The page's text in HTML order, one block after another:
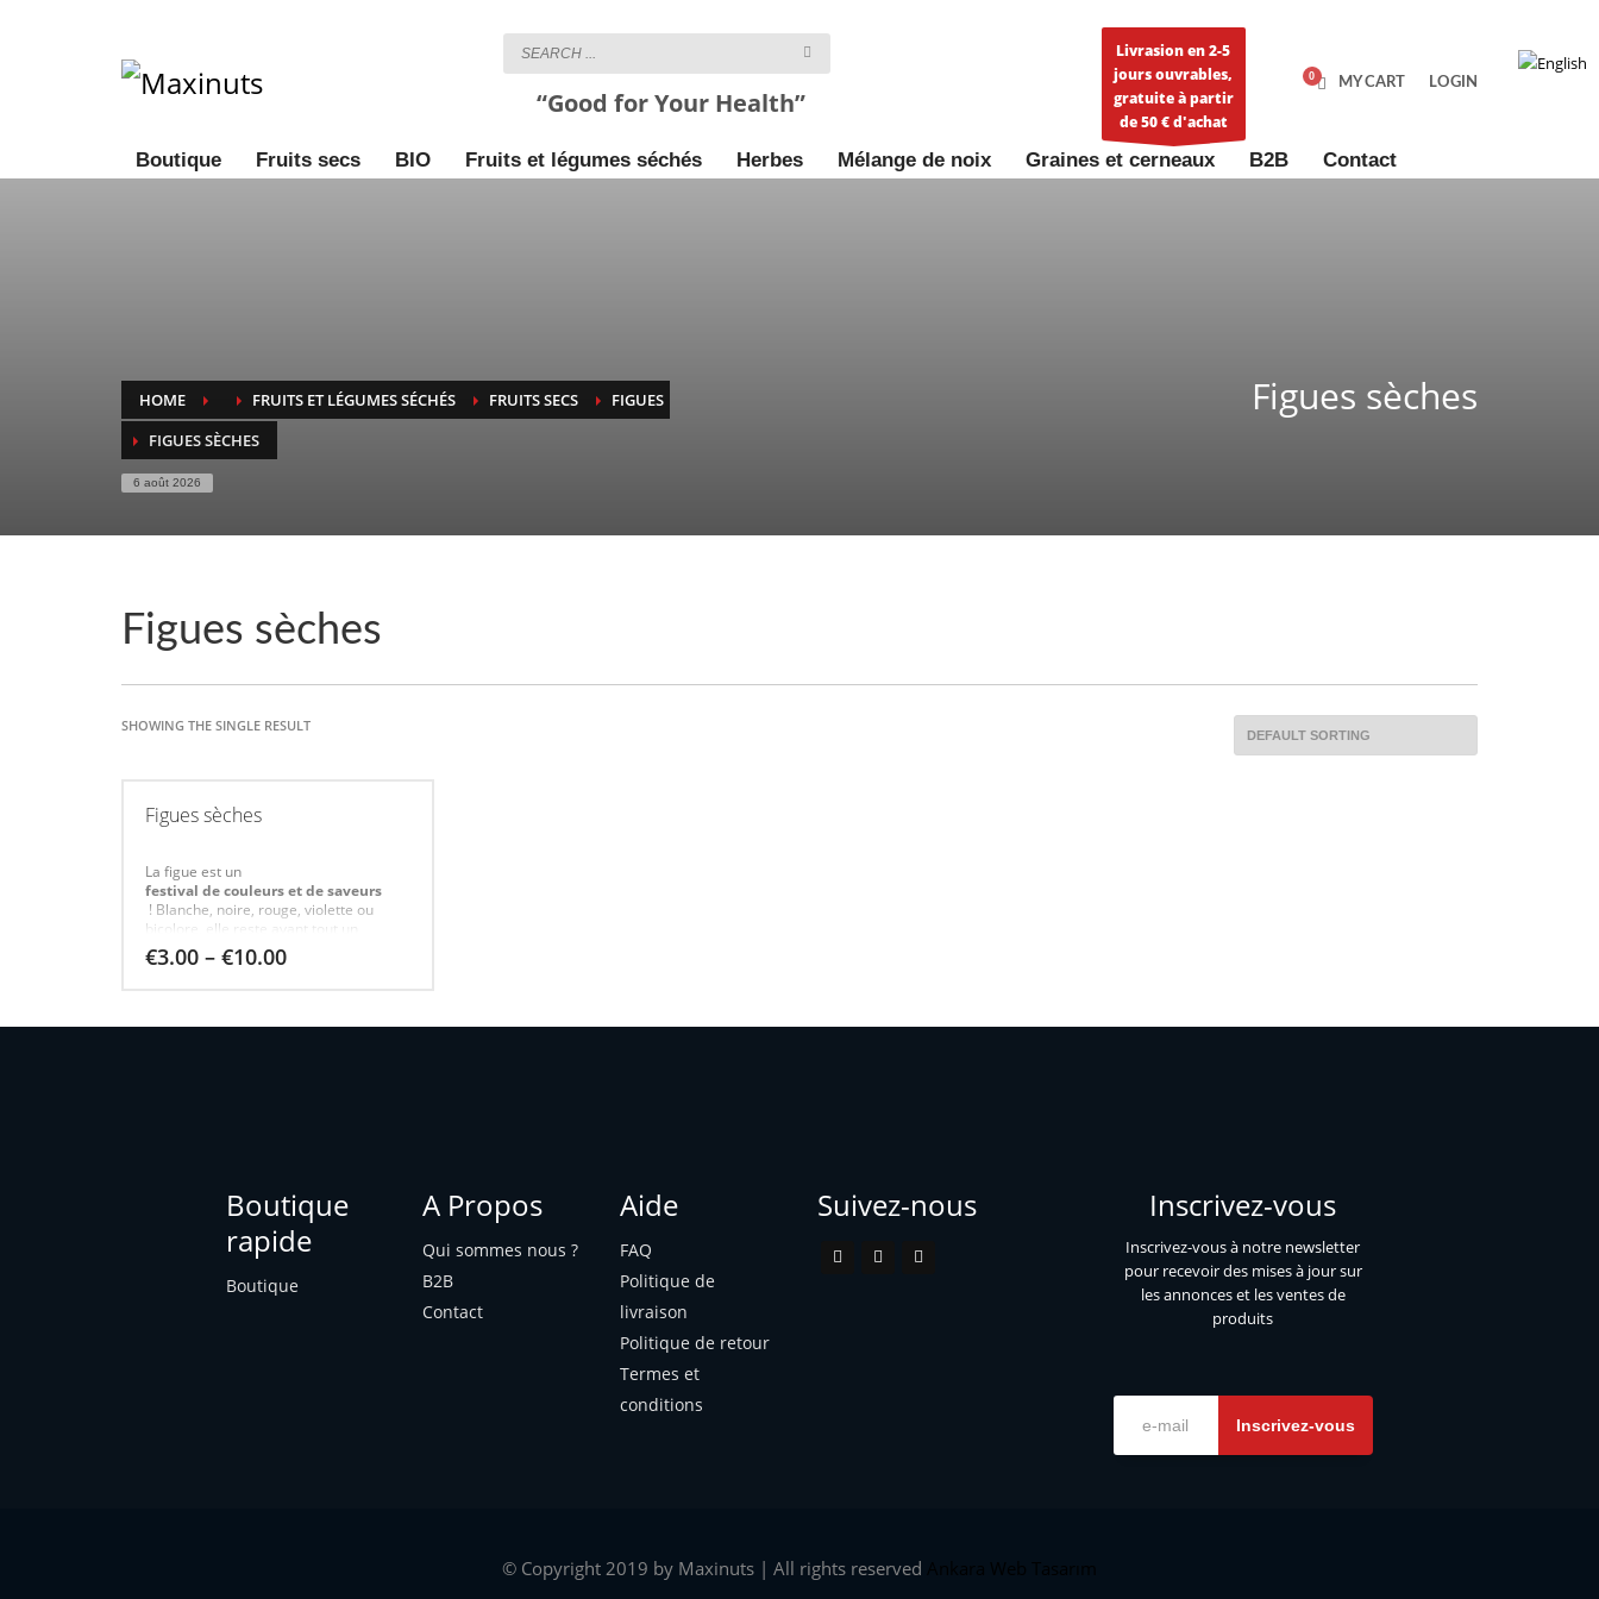
“Good for Your Health”
Livrasion en 2-5
jours ouvrables,
gratuite à partir
de 50 € d'achat
MY CART LOGIN
Boutique Fruits secs BIO Fruits et légumes séchés Herbes Mélange de noix Graines et cerneaux B2B Contact
HOME FRUITS ET LÉGUMES SÉCHÉS FRUITS SECS
FIGUES
FIGUES SÈCHES
6 août 2026
Figues sèches
Figues sèches
SHOWING THE SINGLE RESULT
Figues sèches
La figue est un
festival de couleurs et de saveurs
! Blanche, noire, rouge, violette ou
bicolore, elle reste avant tout un
fruit gourmand et gorgé de soleil
. Oscillant entre saveurs douces et
. Grâce à sa
€3.00 – €10.00
Boutique
rapide
Boutique
A Propos
Qui sommes nous ?
B2B
Contact
Aide
FAQ
Politique de
livraison
Politique de retour
Termes et
conditions
Suivez-nous Inscrivez-vous
Inscrivez-vous à notre newsletter
pour recevoir des mises à jour sur
les annonces et les ventes de
produits
Inscrivez-vous
© Copyright 2019 by Maxinuts | All rights reserved Ankara Web Tasarım